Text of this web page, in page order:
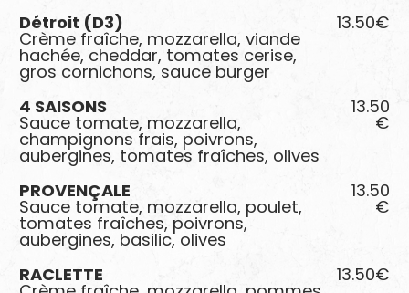
Détroit (D3)
Crème fraîche, mozzarella, viande
hachée, cheddar, tomates cerise,
gros cornichons, sauce burger
13.50€
4 SAISONS
Sauce tomate, mozzarella,
champignons frais, poivrons,
aubergines, tomates fraîches, olives
13.50
€
PROVENÇALE
Sauce tomate, mozzarella, poulet,
tomates fraîches, poivrons,
aubergines, basilic, olives
13.50
€
RACLETTE 13.50€